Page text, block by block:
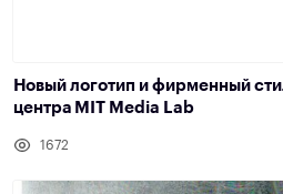
Новый логотип и фирменный
центра MIT Media Lab
1672